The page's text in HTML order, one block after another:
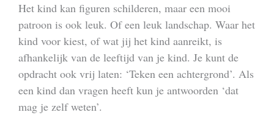
Het kind kan figuren schilderen, maar een mooi
patroon is ook leuk. Of een leuk landschap. Waar het
kind voor kiest, of wat jij het kind aanreikt, is
afhankelijk van de leeftijd van je kind. Je kunt de
opdracht ook vrij laten: ‘Teken een achtergrond’. Als
een kind dan vragen heeft kun je antwoorden ‘dat
mag je zelf weten’.